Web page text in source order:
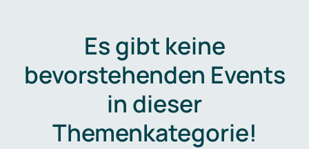
Es gibt keine
bevorstehenden Events
in dieser
Themenkategorie!